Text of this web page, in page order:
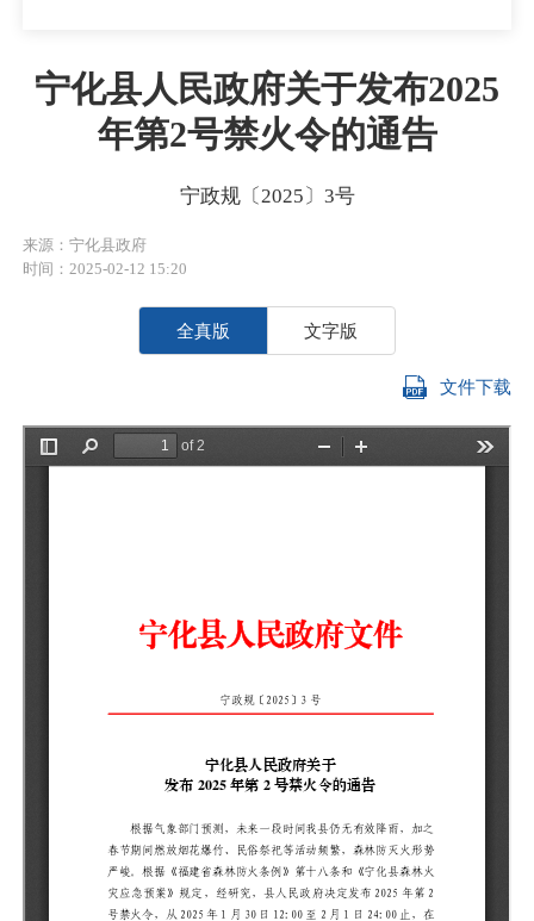
宁化县人民政府关于发布2025
年第2号禁火令的通告
宁政规〔2025〕3号
来源：宁化县政府
时间：2025-02-12 15:20
全真版 文字版
文件下载